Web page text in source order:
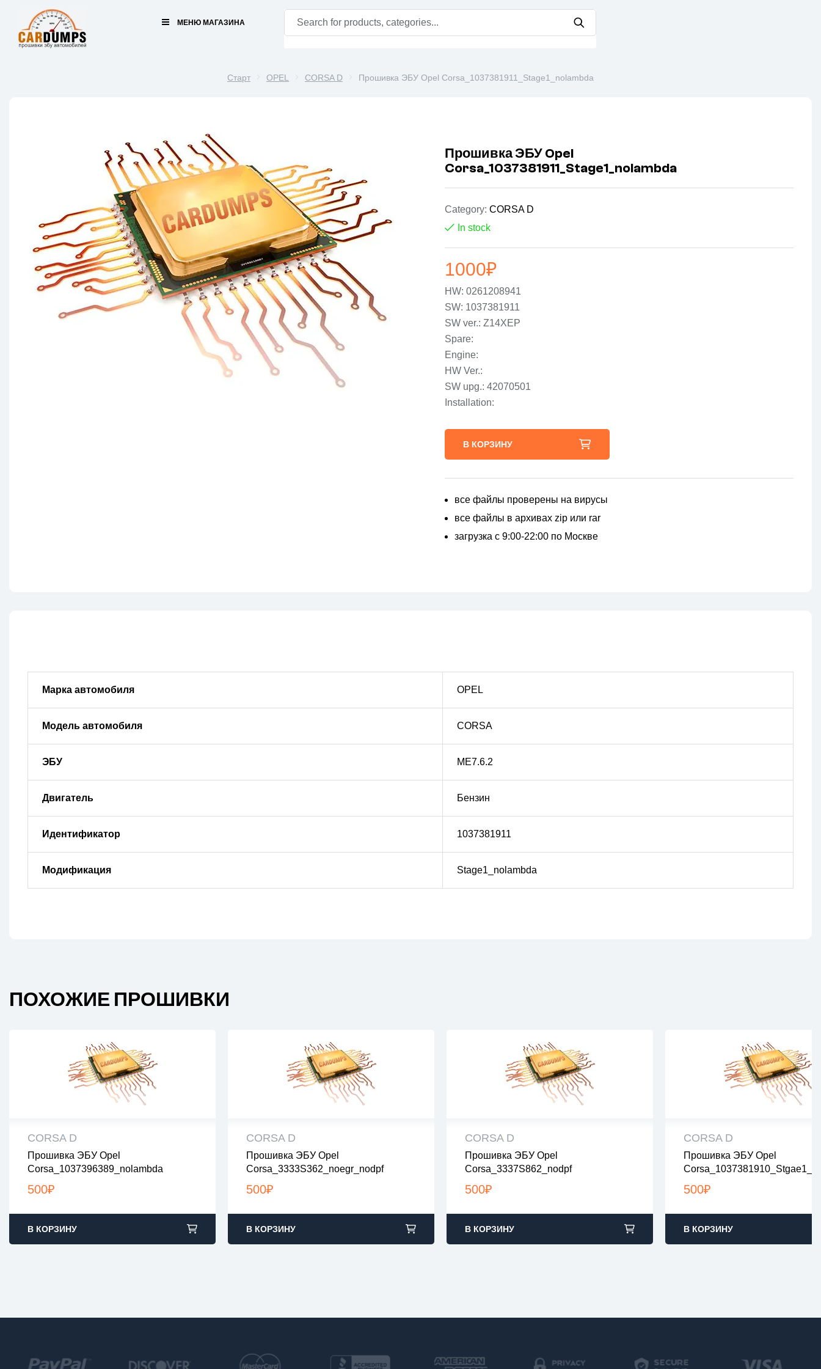
МЕНЮ МАГАЗИНА
Старт OPEL CORSA D Прошивка ЭБУ Opel Corsa_1037381911_Stage1_nolambda
Прошивка ЭБУ Opel
Corsa_1037381911_Stage1_nolambda
Category:CORSA D
In stock
1000₽
HW: 0261208941
SW: 1037381911
SW ver.: Z14XEP
Spare:
Engine:
HW Ver.:
SW upg.: 42070501
Installation:
В КОРЗИНУ
все файлы проверены на вирусы
все файлы в архивах zip или rar
загрузка с 9:00-22:00 по Москве
Марка автомобиля OPEL
Модель автомобиля CORSA
ЭБУ ME7.6.2
Двигатель Бензин
Идентификатор 1037381911
Модификация Stage1_nolambda
ПОХОЖИЕ ПРОШИВКИ
CORSA D
Прошивка ЭБУ Opel
Corsa_1037396389_nolambda
500₽
все файлы проверены на вирусы
все файлы в архивах zip или rar
загрузка с 9:00-22:00 по Москве
В КОРЗИНУ
CORSA D
Прошивка ЭБУ Opel
Corsa_3333S362_noegr_nodpf
500₽
все файлы проверены на вирусы
все файлы в архивах zip или rar
загрузка с 9:00-22:00 по Москве
В КОРЗИНУ
CORSA D
Прошивка ЭБУ Opel
Corsa_3337S862_nodpf
500₽
все файлы проверены на вирусы
все файлы в архивах zip или rar
загрузка с 9:00-22:00 по Москве
В КОРЗИНУ
CORSA D
Прошивка ЭБУ Opel
500₽
все файлы проверены на
все файлы в архивах zip или
загрузка с 9:00-22:00 по Москве
В КОРЗИНУ